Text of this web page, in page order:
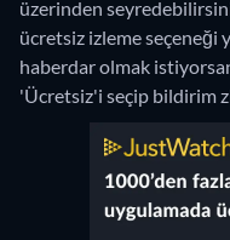
üzerinden
ücretsiz izleme seçeneği
haberdar olmak
'Ücretsiz'i seçip bildirim